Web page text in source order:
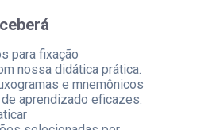
para fixação
nossa didática prática.
e mnemônicos
aprendizado eficazes.